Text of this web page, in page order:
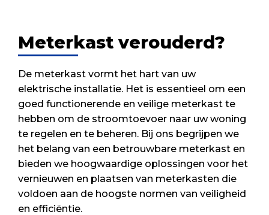
Meterkast verouderd?
De meterkast vormt het hart van uw
elektrische installatie. Het is essentieel om een
goed functionerende en veilige meterkast te
hebben om de stroomtoevoer naar uw woning
te regelen en te beheren. Bij ons begrijpen we
het belang van een betrouwbare meterkast en
bieden we hoogwaardige oplossingen voor het
vernieuwen en plaatsen van meterkasten die
voldoen aan de hoogste normen van veiligheid
en efficiëntie.